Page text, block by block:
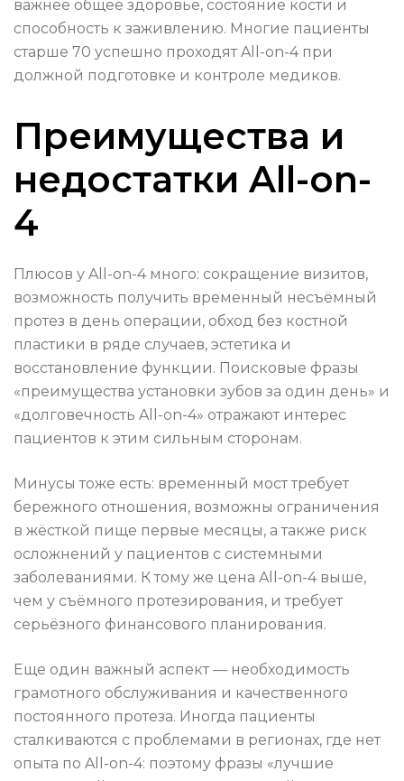
важнее общее здоровье, состояние кости и
способность к заживлению. Многие пациенты
старше 70 успешно проходят All-on-4 при
должной подготовке и контроле медиков.
Преимущества и
недостатки All-on-
4
Плюсов у All-on-4 много: сокращение визитов,
возможность получить временный несъёмный
протез в день операции, обход без костной
пластики в ряде случаев, эстетика и
восстановление функции. Поисковые фразы
«преимущества установки зубов за один день» и
«долговечность All-on-4» отражают интерес
пациентов к этим сильным сторонам.
Минусы тоже есть: временный мост требует
бережного отношения, возможны ограничения
в жёсткой пище первые месяцы, а также риск
осложнений у пациентов с системными
заболеваниями. К тому же цена All-on-4 выше,
чем у съёмного протезирования, и требует
серьёзного финансового планирования.
Еще один важный аспект — необходимость
грамотного обслуживания и качественного
постоянного протеза. Иногда пациенты
сталкиваются с проблемами в регионах, где нет
опыта по All-on-4: поэтому фразы «лучшие